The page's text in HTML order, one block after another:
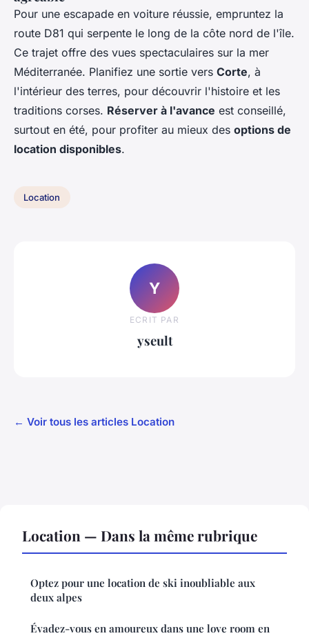
Pour une escapade en voiture réussie, empruntez la
route D81 qui serpente le long de la côte nord de l'île.
Ce trajet offre des vues spectaculaires sur la mer
Méditerranée. Planifiez une sortie vers Corte, à
l'intérieur des terres, pour découvrir l'histoire et les
traditions corses. Réserver à l'avance est conseillé,
surtout en été, pour profiter au mieux des options de
location disponibles.
Location
Y
ECRIT PAR
yseult
← Voir tous les articles Location
Location — Dans la même rubrique
Optez pour une location de ski inoubliable aux
deux alpes
Évadez-vous en amoureux dans une love room en